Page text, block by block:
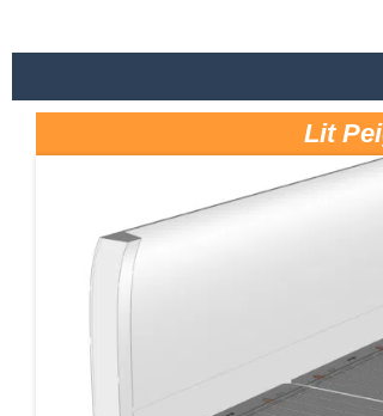
Lit